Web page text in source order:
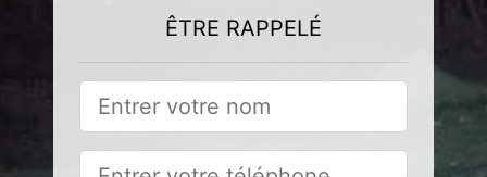
ÊTRE RAPPELÉ